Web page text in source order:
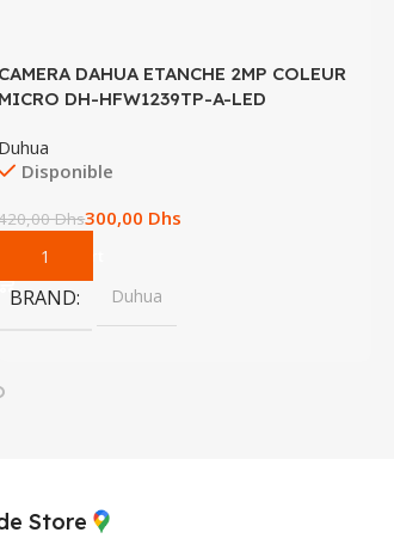
CAMERA DAHUA ETANCHE 2MP COLEUR
MICRO DH-HFW1239TP-A-LED
Duhua
Disponible
Dhs300,00 Dhs
Add To Cart
BRAND Duhua
Store